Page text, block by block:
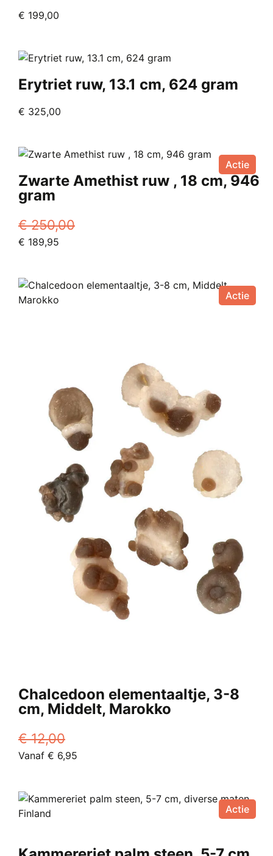
€ 199,00
Erytriet ruw, 13.1 cm, 624 gram
€ 325,00
Actie
Zwarte Amethist ruw , 18 cm, 946
gram
€250,00
Oorspronkelijke
€ 250,00.
€ 189,95
€ 189,95.
Actie
Chalcedoon elementaaltje, 3-8
cm, Middelt, Marokko
€12,00
Oorspronkelijke
€ 12,00.
Vanaf € 6,95
Vanaf
heeft
meerdere
Actie